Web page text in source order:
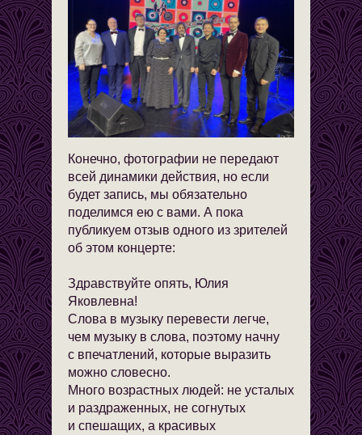
Конечно, фотографии не передают
всей динамики действия, но если
будет запись, мы обязательно
поделимся ею с вами. А пока
публикуем отзыв одного из зрителей
об этом концерте:
Здравствуйте опять, Юлия
Яковлевна!
Слова в музыку перевести легче,
чем музыку в слова, поэтому начну
с впечатлений, которые выразить
можно словесно.
Много возрастных людей: не усталых
и раздраженных, не согнутых
и спешащих, а красивых